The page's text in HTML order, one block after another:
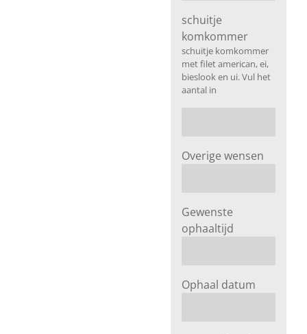
schuitje
komkommer
schuitje komkommer
met filet american, ei,
bieslook en ui. Vul het
aantal in
Overige wensen
Gewenste
ophaaltijd
Ophaal datum